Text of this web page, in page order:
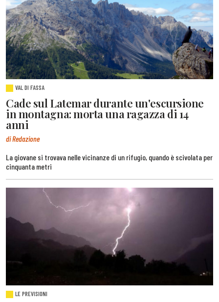
VAL DI FASSA
Cade sul Latemar durante un'escursione
in montagna: morta una ragazza di 14
anni
di Redazione
La giovane si trovava nelle vicinanze di un rifugio, quando è scivolata per
cinquanta metri
LE PREVISIONI